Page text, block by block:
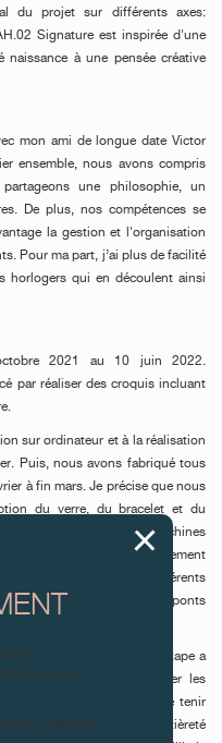
du projet sur différents axes:
Signature est inspirée d'une
à une pensée créative
mon ami de longue date Victor
ensemble, nous avons compris
une philosophie, un
De plus, nos compétences se
la gestion et l'organisation
Pour ma part, j’ai plus de facilité
horlogers qui en découlent ainsi
2021 au 10 juin 2022.
par réaliser des croquis incluant
sur ordinateur et à la réalisation
Puis, nous avons fabriqué tous
à fin mars. Je précise que nous
du verre, du bracelet et du
été usinés avec des machines
aussi en CNC. Le mouvement
avec uniquement les différents
donc dû finir la découpe des ponts
et à la fiabilisation. Cette étape a
de trouver et de régler les
fonctionnelle, capable de tenir
avons ensuite fabriqué l’entièreté
: devant